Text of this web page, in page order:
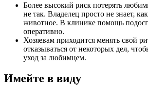
Более высокий риск потерять
не так. Владелец просто не знает,
животное. В клинике помощь
оперативно.
Хозяевам приходится менять свой
отказываться от некоторых дел,
уход за любимцем.
Имейте в виду